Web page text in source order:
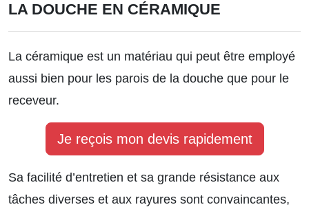
LA DOUCHE EN CÉRAMIQUE
La céramique est un matériau qui peut être employé
aussi bien pour les parois de la douche que pour le
receveur.
Je reçois mon devis rapidement
Sa facilité d’entretien et sa grande résistance aux
tâches diverses et aux rayures sont convaincantes,